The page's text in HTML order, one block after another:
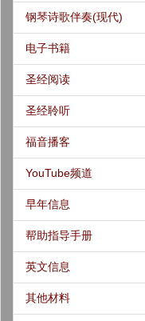
钢琴诗歌伴奏(现代)
电子书籍
圣经阅读
圣经聆听
福音播客
YouTube频道
早年信息
帮助指导手册
英文信息
其他材料